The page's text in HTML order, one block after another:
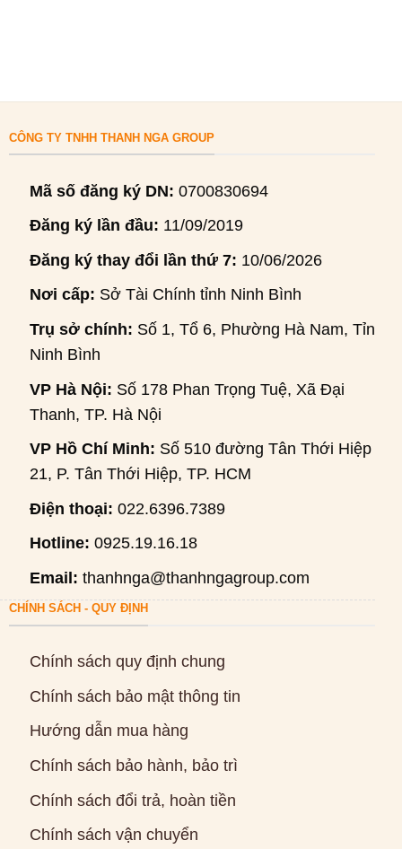
CÔNG TY TNHH THANH NGA GROUP
Mã số đăng ký DN: 0700830694
Đăng ký lần đầu: 11/09/2019
Đăng ký thay đổi lần thứ 7: 10/06/2026
Nơi cấp: Sở Tài Chính tỉnh Ninh Bình
Trụ sở chính: Số 1, Tổ 6, Phường Hà Nam, Tỉnh
Ninh Bình
VP Hà Nội: Số 178 Phan Trọng Tuệ, Xã Đại
Thanh, TP. Hà Nội
VP Hồ Chí Minh: Số 510 đường Tân Thới Hiệp
21, P. Tân Thới Hiệp, TP. HCM
Điện thoại: 022.6396.7389
Hotline: 0925.19.16.18
Email: thanhnga@thanhngagroup.com
CHÍNH SÁCH - QUY ĐỊNH
Chính sách quy định chung
Chính sách bảo mật thông tin
Hướng dẫn mua hàng
Chính sách bảo hành, bảo trì
Chính sách đổi trả, hoàn tiền
Chính sách vận chuyển